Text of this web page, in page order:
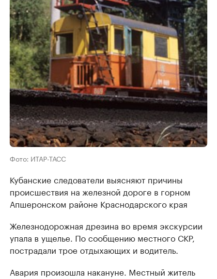
Фото: ИТАР-ТАСС
Кубанские следователи выясняют причины
происшествия на железной дороге в горном
Апшеронском районе Краснодарского края
Железнодорожная дрезина во время экскурсии
упала в ущелье. По сообщению местного СКР,
пострадали трое отдыхающих и водитель.
Авария произошла накануне. Местный житель